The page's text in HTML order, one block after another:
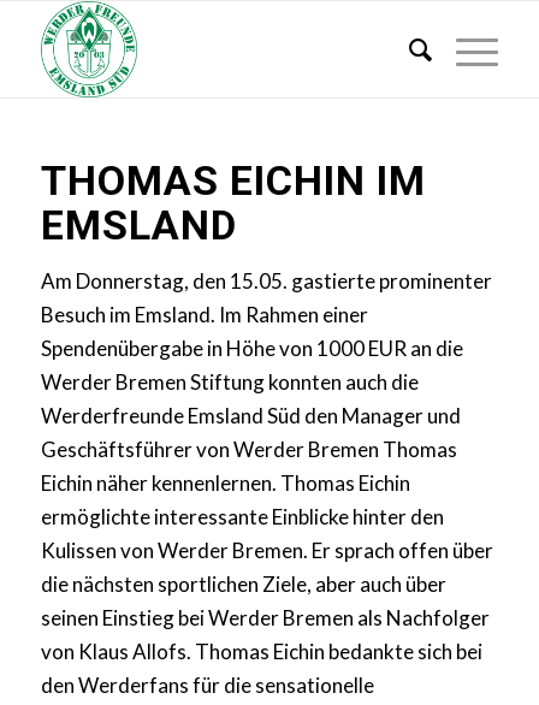
THOMAS EICHIN IM
EMSLAND
Am Donnerstag, den 15.05. gastierte prominenter
Besuch im Emsland. Im Rahmen einer
Spendenübergabe in Höhe von 1000 EUR an die
Werder Bremen Stiftung konnten auch die
Werderfreunde Emsland Süd den Manager und
Geschäftsführer von Werder Bremen Thomas
Eichin näher kennenlernen. Thomas Eichin
ermöglichte interessante Einblicke hinter den
Kulissen von Werder Bremen. Er sprach offen über
die nächsten sportlichen Ziele, aber auch über
seinen Einstieg bei Werder Bremen als Nachfolger
von Klaus Allofs. Thomas Eichin bedankte sich bei
den Werderfans für die sensationelle